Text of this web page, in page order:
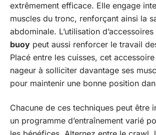
extrêmement efficace. Elle engage
muscles du tronc, renforçant ainsi la
abdominale. L’utilisation
buoy peut aussi renforcer le travail
Placé entre les cuisses, cet
nageur à solliciter davantage ses
pour maintenir une bonne position
Chacune de ces techniques peut être
un programme d’entraînement varié